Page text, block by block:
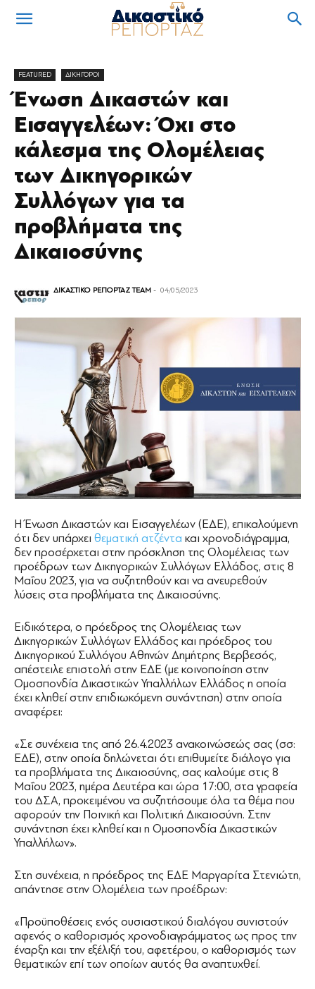
FEATURED ΔΙΚΗΓΟΡΟΙ
Ένωση Δικαστών και
Εισαγγελέων: Όχι στο
κάλεσμα της Ολομέλειας
των Δικηγορικών
Συλλόγων για τα
προβλήματα της
Δικαιοσύνης
ΔΙΚΑΣΤΙΚΟ ΡΕΠΟΡΤΑΖ TEAM - 04/05/2023
Η Ένωση Δικαστών και Εισαγγελέων (ΕΔΕ), επικαλούμενη
ότι δεν υπάρχει θεματική ατζέντα και χρονοδιάγραμμα,
δεν προσέρχεται στην πρόσκληση της Ολομέλειας των
προέδρων των Δικηγορικών Συλλόγων Ελλάδος, στις 8
Μαΐου 2023, για να συζητηθούν και να ανευρεθούν
λύσεις στα προβλήματα της Δικαιοσύνης.
Ειδικότερα, ο πρόεδρος της Ολομέλειας των
Δικηγορικών Συλλόγων Ελλάδος και πρόεδρος του
Δικηγορικού Συλλόγου Αθηνών Δημήτρης Βερβεσός,
απέστειλε επιστολή στην ΕΔΕ (με κοινοποίηση στην
Ομοσπονδία Δικαστικών Υπαλλήλων Ελλάδος η οποία
έχει κληθεί στην επιδιωκόμενη συνάντηση) στην οποία
αναφέρει:
«Σε συνέχεια της από 26.4.2023 ανακοινώσεώς σας (σσ:
ΕΔΕ), στην οποία δηλώνεται ότι επιθυμείτε διάλογο για
τα προβλήματα της Δικαιοσύνης, σας καλούμε στις 8
Μαΐου 2023, ημέρα Δευτέρα και ώρα 17:00, στα γραφεία
του ΔΣΑ, προκειμένου να συζητήσουμε όλα τα θέμα που
αφορούν την Ποινική και Πολιτική Δικαιοσύνη. Στην
συνάντηση έχει κληθεί και η Ομοσπονδία Δικαστικών
Υπαλλήλων».
Στη συνέχεια, η πρόεδρος της ΕΔΕ Μαργαρίτα Στενιώτη,
απάντησε στην Ολομέλεια των προέδρων:
«Προϋποθέσεις ενός ουσιαστικού διαλόγου συνιστούν
αφενός ο καθορισμός χρονοδιαγράμματος ως προς την
έναρξη και την εξέλιξή του, αφετέρου, ο καθορισμός των
θεματικών επί των οποίων αυτός θα αναπτυχθεί.